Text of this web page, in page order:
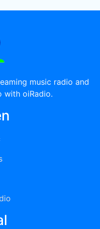
music radio and
with oiRadio.